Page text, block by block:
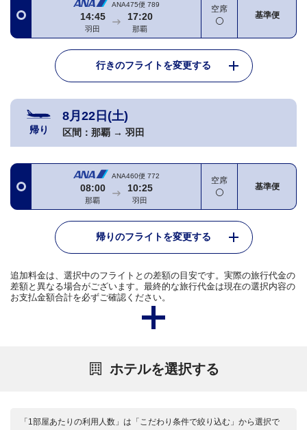
ANA475便 789
14:45
羽田
17:20
那覇
空席
基準便
行きのフライトを変更する
帰り
8月22日(土)
区間： 那覇 → 羽田
ANA460便 772
08:00
那覇
10:25
羽田
空席
基準便
帰りのフライトを変更する
追加料金は、選択中のフライトとの差額の目安です。実際の旅行代金の
差額と異なる場合がございます。最終的な旅行代金は現在の選択内容の
お支払金額合計を必ずご確認ください。
ホテルを選択する
「1部屋あたりの利用人数」は「こだわり条件で絞り込む」から選択で